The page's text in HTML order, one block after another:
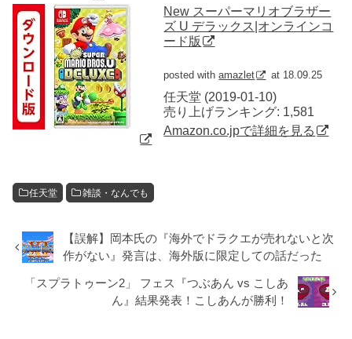
New スーパーマリオブラザー
ズ U デラックス|オンラインコ
ード版
posted withamazlet at 18.09.25
任天堂 (2019-01-10)
売り上げランキング: 1,581
Amazon.co.jpで詳細を見る
任天堂 雑談・なんでも
【誤解】岡本氏の『海外でドラクエが売れないと次
作がない』発言は、海外版に限定しての話だった
「スプラトゥーン2」 フェス『つぶあん vs こしあ
ん』結果発表！こしあんが勝利！